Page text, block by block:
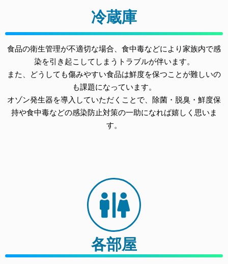
冷蔵庫
食品の衛生管理が不適切な場合、食中毒などにより家族内で感
染を引き起こしてしまうトラブルが伴います。
また、どうしても傷みやすい食品は鮮度を保つことが難しいの
も課題になっています。
オゾン発生器を導入していただくことで、除菌・脱臭・鮮度保
持や食中毒などの感染防止対策の一助になれば嬉しく思いま
す。
各部屋